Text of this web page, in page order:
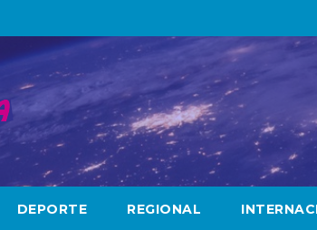
DEPORTE REGIONAL